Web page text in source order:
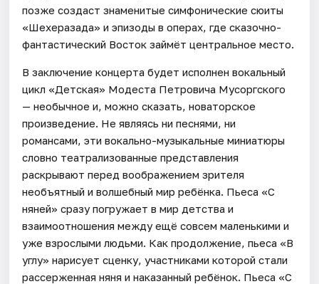
позже создаст знаменитые симфонические сюиты
«Шехеразада» и эпизоды в операх, где сказочно-
фантастический Восток займёт центральное место.
В заключение концерта будет исполнен вокальный
цикл «Детская» Модеста Петровича Мусоргского
— необычное и, можно сказать, новаторское
произведение. Не являясь ни песнями, ни
романсами, эти вокально-музыкальные миниатюры
словно театрализованные представления
раскрывают перед воображением зрителя
необъятный и волшебный мир ребёнка. Пьеса «С
няней» сразу погружает в мир детства и
взаимоотношения между ещё совсем маленькими и
уже взрослыми людьми. Как продолжение, пьеса «В
углу» нарисует сценку, участниками которой стали
рассерженная няня и наказанный ребёнок. Пьеса «С